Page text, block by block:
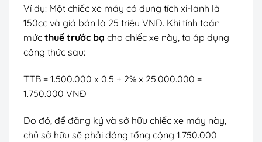
Ví dụ: Một chiếc xe máy có dung tích xi-lanh là
150cc và giá bán là 25 triệu VNĐ. Khi tính toán
mức thuế trước bạ cho chiếc xe này, ta áp dụng
công thức sau:
TTB = 1.500.000 x 0.5 + 2% x 25.000.000 =
1.750.000 VNĐ
Do đó, để đăng ký và sở hữu chiếc xe máy này,
chủ sở hữu sẽ phải đóng tổng cộng 1.750.000